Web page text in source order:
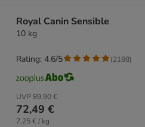
Royal Canin Sensible
10 kg
UVP 89,90 €
72,49 €
7,25 € / kg
Rating: 4.6/5 (2188)